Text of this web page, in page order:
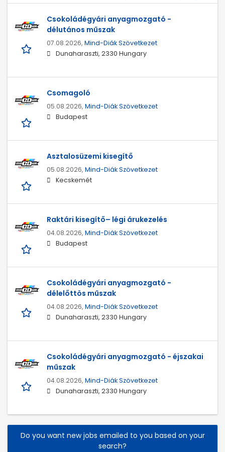
Csokoládégyári anyagmozgató -
délutános műszak
07.08.2026, Mind-Diák Szövetkezet
Dunaharaszti, 2330 Hungary
Csomagoló
05.08.2026, Mind-Diák Szövetkezet
Budapest
Asztalosüzemi kisegítő
05.08.2026, Mind-Diák Szövetkezet
Kecskemét
Raktári kisegítő– légi árukezelés
04.08.2026, Mind-Diák Szövetkezet
Budapest
Csokoládégyári anyagmozgató -
délelőttös műszak
04.08.2026, Mind-Diák Szövetkezet
Dunaharaszti, 2330 Hungary
Csokoládégyári anyagmozgató - éjszakai
műszak
04.08.2026, Mind-Diák Szövetkezet
Dunaharaszti, 2330 Hungary
Do you want new jobs emailed to you based on your
search?